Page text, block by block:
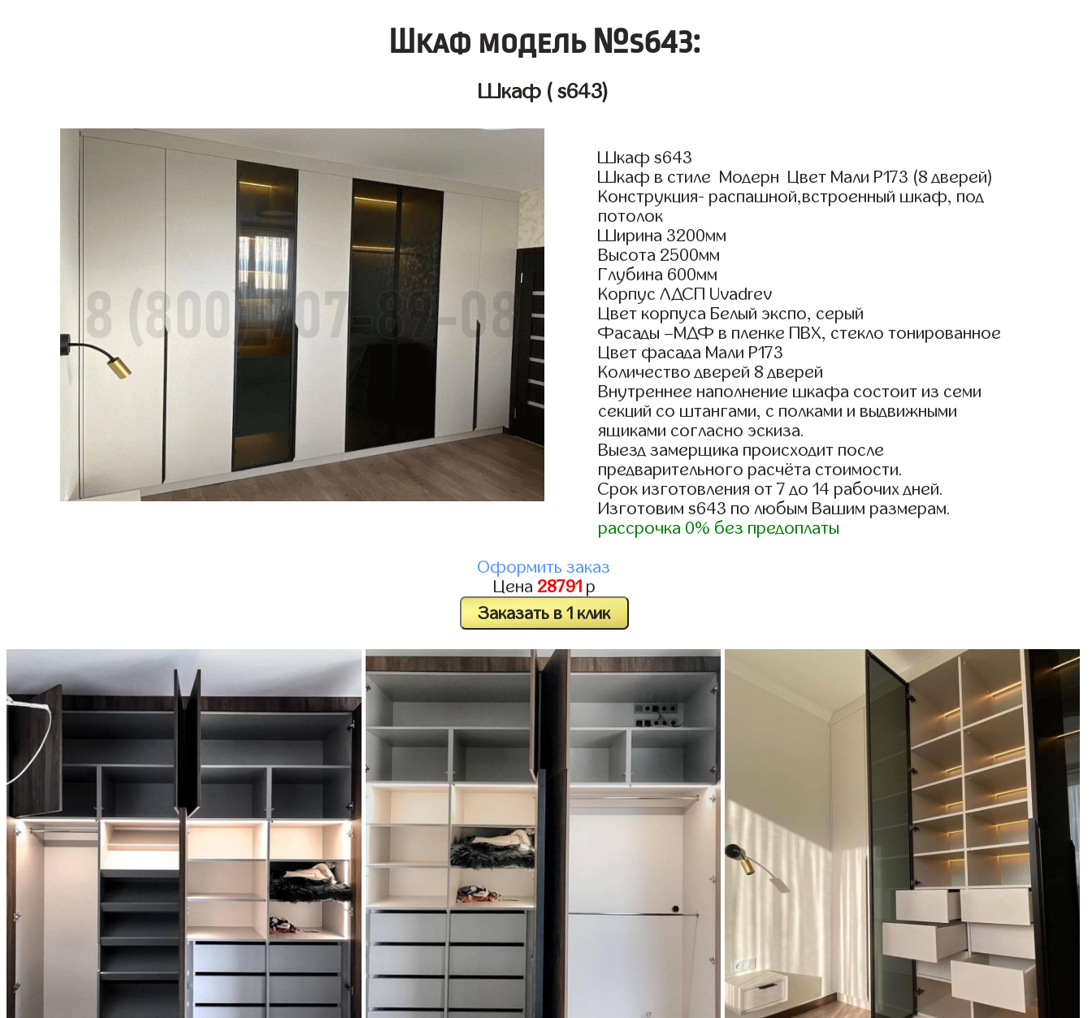
Шкаф модель №s643:
Шкаф ( s643)
Шкаф s643
Шкаф в стиле Модерн Цвет Мали Р173 (8 дверей)
Конструкция- распашной,встроенный шкаф, под
потолок
Ширина 3200мм
Высота 2500мм
Глубина 600мм
Корпус ЛДСП Uvadrev
Цвет корпуса Белый экспо, серый
Фасады –МДФ в пленке ПВХ, стекло тонированное
Цвет фасада Мали Р173
Количество дверей 8 дверей
Внутреннее наполнение шкафа состоит из семи
секций со штангами, с полками и выдвижными
ящиками согласно эскиза.
Выезд замерщика происходит после
предварительного расчёта стоимости.
Срок изготовления от 7 до 14 рабочих дней.
Изготовим s643 по любым Вашим размерам.
рассрочка 0% без предоплаты
Оформить заказ
Цена 28791 р
Заказать в 1 клик